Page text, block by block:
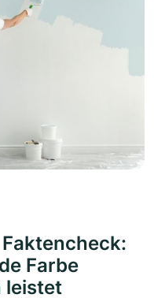
Farbe
leistet